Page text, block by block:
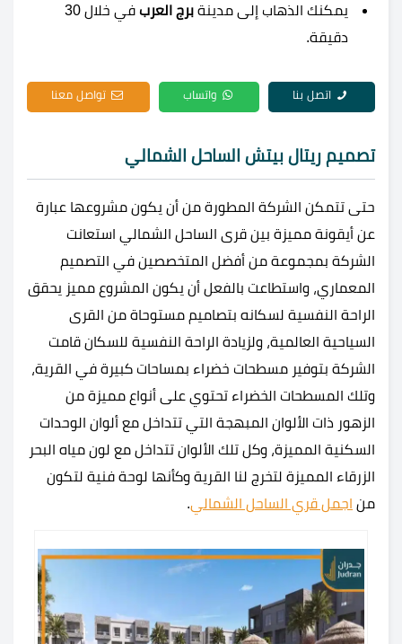
يمكنك الذهاب إلى مدينة برج العرب
في خلال 30
دقيقة.
اتصل بنا واتساب تواصل معنا
تصميم ريتال بيتش الساحل الشمالي
حتى تتمكن الشركة المطورة من أن يكون مشروعها عبارة
عن أيقونة مميزة بين قرى الساحل الشمالي استعانت
الشركة بمجموعة من أفضل المتخصصين في التصميم
المعماري، واستطاعت بالفعل أن يكون المشروع مميز يحقق
الراحة النفسية لسكانه بتصاميم مستوحاة من القرى
السياحية العالمية، ولزيادة الراحة النفسية للسكان قامت
الشركة بتوفير مسطحات خضراء بمساحات كبيرة في القرية،
وتلك المسطحات الخضراء تحتوي على أنواع مميزة من
الزهور ذات الألوان المبهجة التي تتداخل مع ألوان الوحدات
السكنية المميزة، وكل تلك الألوان تتداخل مع لون مياه البحر
الزرقاء المميزة لتخرج لنا القرية وكأنها لوحة فنية لتكون
من اجمل قري الساحل الشمالي.